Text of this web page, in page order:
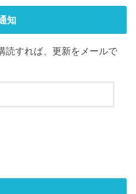
知
読すれば、更新をメールで